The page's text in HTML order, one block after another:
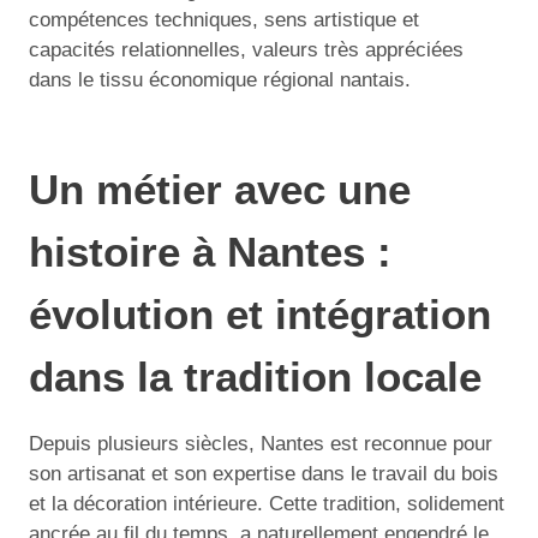
compétences techniques, sens artistique et
capacités relationnelles, valeurs très appréciées
dans le tissu économique régional nantais.
Un métier avec une
histoire à Nantes :
évolution et intégration
dans la tradition locale
Depuis plusieurs siècles, Nantes est reconnue pour
son artisanat et son expertise dans le travail du bois
et la décoration intérieure. Cette tradition, solidement